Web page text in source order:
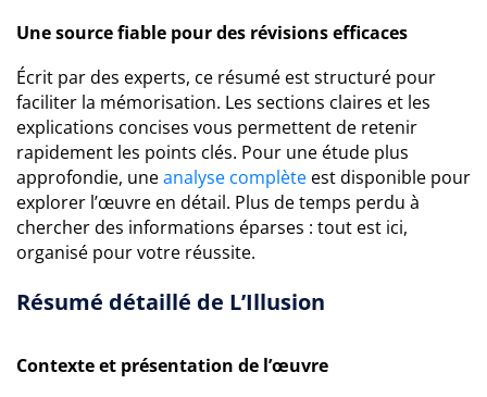
Une source fiable pour des révisions efficaces
Écrit par des experts, ce résumé est structuré pour
faciliter la mémorisation. Les sections claires et les
explications concises vous permettent de retenir
rapidement les points clés. Pour une étude plus
approfondie, uneanalyse complète est disponible pour
explorer l’œuvre en détail. Plus de temps perdu à
chercher des informations éparses : tout est ici,
organisé pour votre réussite.
Résumé détaillé de L’Illusion
Contexte et présentation de l’œuvre